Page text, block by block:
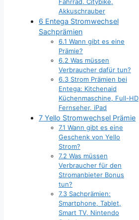
Fahrrad, Citybike,
Akkuschrauber
6 Entega Stromwechsel
Sachprämien
6.1 Wann gibt es eine
Prämie?
6.2 Was müssen
Verbraucher dafür tun?
6.3 Strom Prämien bei
Entega: Kitchenaid
Küchenmaschine, Full-HD
Fernseher, iPad
7 Yello Stromwechsel Prämie
7.1 Wann gibt es eine
Geschenk von Yello
Strom?
7.2 Was müssen
Verbraucher für den
Stromanbieter Bonus
tun?
7.3 Sachprämien:
Smartphone, Tablet,
Smart TV, Nintendo